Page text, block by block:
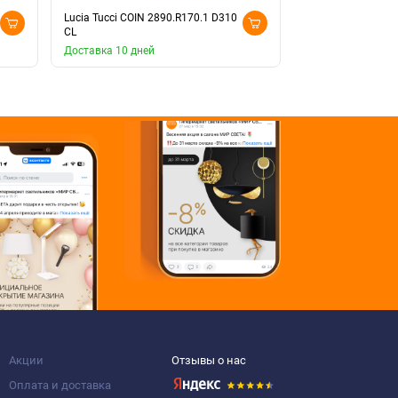
Lucia Tucci COIN 2890.R170.1 D310
CL
Доставка 10 дней
Акции
Оплата и доставка
Отзывы о нас